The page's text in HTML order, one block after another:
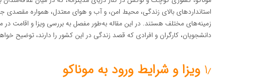
استانداردهای بالای زندگی، محیط امن، و آب و هوای معتدل، همواره
زمینه‌های مختلف هستند. در این مقاله به‌طور مفصل به بررسی ویزا و اقامت
دانشجویان، کارگران و افرادی که قصد زندگی در این کشور را دارند، توضیح
۱٫ ویزا و شرایط ورود به موناکو